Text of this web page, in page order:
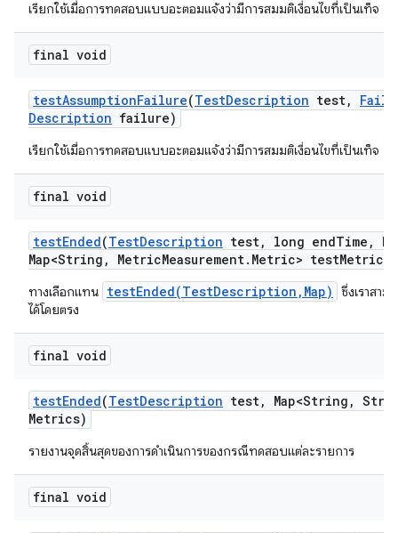
เรียกใช้เมื่อการทดสอบแบบอะตอมแจ้งว่ามีการสมมติเงื่อนไขที่เป็นเท็จ
final void
testAssumptionFailure(TestDescription test,
Description failure)
เรียกใช้เมื่อการทดสอบแบบอะตอมแจ้งว่ามีการสมมติเงื่อนไขที่เป็นเท็จ
final void
testEnded(TestDescription test, long endTime ,
Map<String , MetricMeasurement. Metric> testMetrics)
ทางเลือกแทน testEnded(TestDescription,Map)
ซึ่งเราสาม
ได้โดยตรง
final void
testEnded(TestDescription test, Map<String ,
Metrics)
รายงานจุดสิ้นสุดของการดำเนินการของกรณีทดสอบแต่ละรายการ
final void